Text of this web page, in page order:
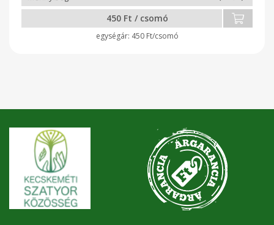
450 Ft / csomó
450 Ft/csomó